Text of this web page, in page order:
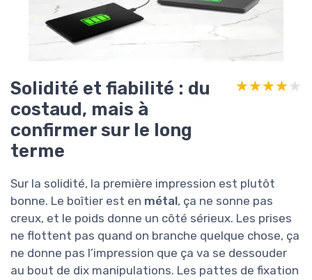
Solidité et fiabilité : du
costaud, mais à
confirmer sur le long
terme
★★★★★
★★★★★
Sur la solidité, la première impression est plutôt
bonne. Le boîtier est en métal, ça ne sonne pas
creux, et le poids donne un côté sérieux. Les prises
ne flottent pas quand on branche quelque chose, ça
ne donne pas l’impression que ça va se dessouder
au bout de dix manipulations. Les pattes de fixation